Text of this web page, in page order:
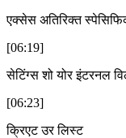
एक्सेस अतिरिक्त
[06:19]
सेटिंग्स शो योर इंटरनल
[06:23]
क्रिएट उर लिस्ट